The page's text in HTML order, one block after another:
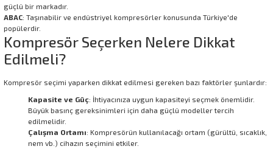
güçlü bir markadır.
ABAC: Taşınabilir ve endüstriyel kompresörler konusunda Türkiye'de
popülerdir.
Kompresör Seçerken Nelere Dikkat
Edilmeli?
Kompresör seçimi yaparken dikkat edilmesi gereken bazı faktörler şunlardır:
Kapasite ve Güç: İhtiyacınıza uygun kapasiteyi seçmek önemlidir.
Büyük basınç gereksinimleri için daha güçlü modeller tercih
edilmelidir.
Çalışma Ortamı: Kompresörün kullanılacağı ortam (gürültü, sıcaklık,
nem vb.) cihazın seçimini etkiler.